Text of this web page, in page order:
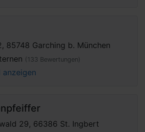
85748 Garching b. München
(133 Bewertungen)
29, 66386 St. Ingbert